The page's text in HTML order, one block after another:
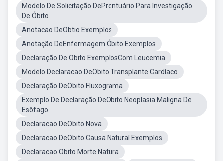
Modelo De Solicitação DeProntuário Para Investigação
De Óbito
Anotacao DeObtio Exemplos
Anotação DeEnfermagem Óbito Exemplos
Declaração De Obito ExemplosCom Leucemia
Modelo Declaracao DeObito Transplante Cardíaco
Declaração DeObito Fluxograma
Exemplo De Declaração DeObito Neoplasia Maligna De
Esôfago
Declaracao DeObito Nova
Declaracao DeObito Causa Natural Exemplos
Declaracao Obito Morte Natura